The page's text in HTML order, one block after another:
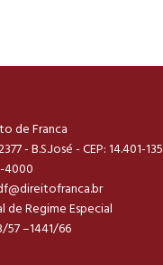
de Franca
- B.S.José - CEP: 14.401-135
4000
de Regime Especial
57 –1441/66